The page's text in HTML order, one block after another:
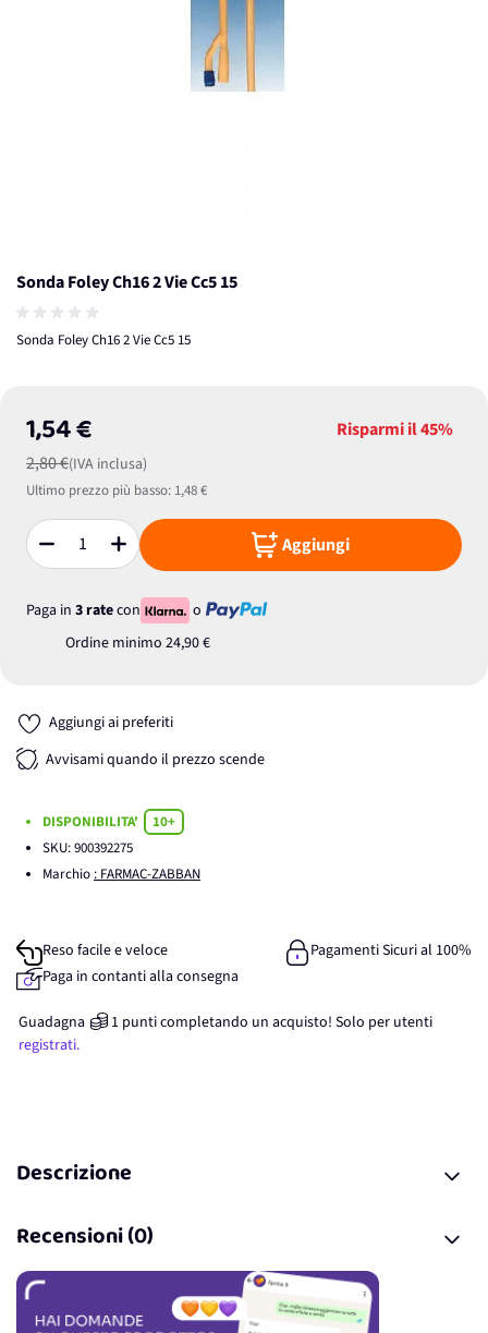
Sonda Foley Ch16 2 Vie Cc5 15
Sonda Foley Ch16 2 Vie Cc5 15
1,54 €
2,80 €(IVA inclusa)
Risparmi il45%
Ultimo prezzo più basso: 1,48 €
Quantità Aggiungi
Paga in 3 ratecon
o
Ordine minimo 24,90 €
Aggiungi ai preferiti
Avvisami quando il prezzo scende
DISPONIBILITA'
10+
SKU:900392275
Marchio : FARMAC-ZABBAN
Reso facile e veloce
Pagamenti Sicuri al 100%
Paga in contanti alla consegna
Guadagna 1 punticompletando un acquisto! Solo per utenti
registrati.
Descrizione
Recensioni (0)